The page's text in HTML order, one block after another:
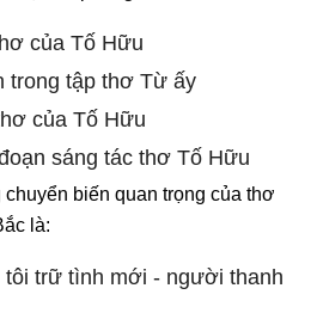
của Tố Hữu
trong tập thơ Từ ấy
của Tố Hữu
sáng tác thơ Tố Hữu
biến quan trọng của thơ
là:
tôi trữ tình mới - người thanh